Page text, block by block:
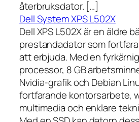
återbruksdator. […]
Dell System XPS L502X
Dell XPS L502X är en äldre
prestandadator som
att erbjuda. Med en
processor, 8 GB
Nvidia-grafik och Debian
fortfarande kontorsarbete,
multimedia och enklare